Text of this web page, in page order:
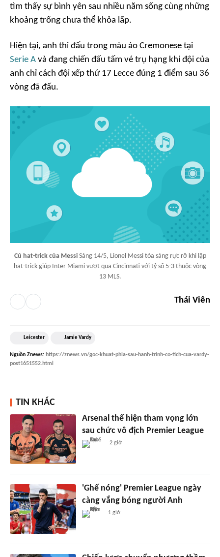
tìm thấy sự bình yên sau nhiều năm sống cùng những
khoảng trống chưa thể khỏa lấp.
Hiện tại, anh thi đấu trong màu áo Cremonese tại
Serie A và đang chiến đấu tấm vé trụ hạng khi đội của
anh chỉ cách đội xếp thứ 17 Lecce đúng 1 điểm sau 36
vòng đã đấu.
Cú hat-trick của MessiSáng 14/5, Lionel Messi tỏa sáng rực rỡ khi lập
hat-trick giúp Inter Miami vượt qua Cincinnati với tỷ số 5-3 thuộc vòng
13 MLS.
Thái Viên
Leicester Jamie Vardy
Nguồn Znews: https://znews.vn/goc-khuat-phia-sau-hanh-trinh-co-tich-cua-vardy-
post1651552.html
TIN KHÁC
Arsenal thể hiện tham vọng lớn
sau chức vô địch Premier League
2 giờ
'Ghế nóng' Premier League ngày
càng vắng bóng người Anh
1 giờ